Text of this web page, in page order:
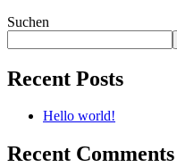
Suchen
Recent Posts
Hello world!
Recent Comments